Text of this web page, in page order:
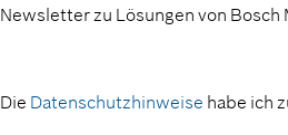
Newsletter zu Lösungen von
Die Datenschutzhinweise habe ich